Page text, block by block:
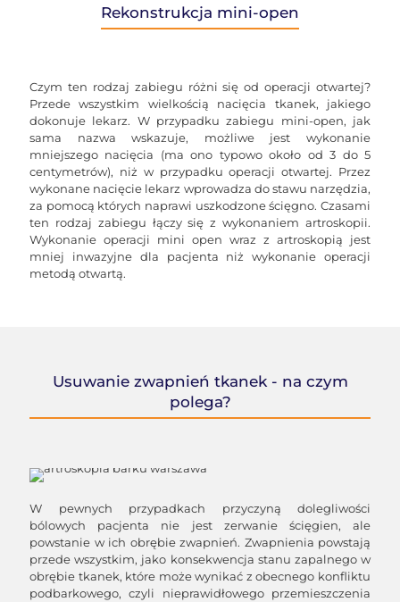
Rekonstrukcja mini-open
Czym ten rodzaj zabiegu różni się od operacji otwartej?
Przede wszystkim wielkością nacięcia tkanek, jakiego
dokonuje lekarz. W przypadku zabiegu mini-open, jak
sama nazwa wskazuje, możliwe jest wykonanie
mniejszego nacięcia (ma ono typowo około od 3 do 5
centymetrów), niż w przypadku operacji otwartej. Przez
wykonane nacięcie lekarz wprowadza do stawu narzędzia,
za pomocą których naprawi uszkodzone ścięgno. Czasami
ten rodzaj zabiegu łączy się z wykonaniem artroskopii.
Wykonanie operacji mini open wraz z artroskopią jest
mniej inwazyjne dla pacjenta niż wykonanie operacji
metodą otwartą.
Usuwanie zwapnień tkanek - na czym
polega?
W pewnych przypadkach przyczyną dolegliwości
bólowych pacjenta nie jest zerwanie ścięgien, ale
powstanie w ich obrębie zwapnień. Zwapnienia powstają
przede wszystkim, jako konsekwencja stanu zapalnego w
obrębie tkanek, które może wynikać z obecnego konfliktu
podbarkowego, czyli nieprawidłowego przemieszczenia